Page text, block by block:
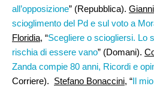
all’opposizione” (Repubblica).
scioglimento del Pd e sul voto a
Floridia, “Scegliere o sciogliersi. Lo
rischia di essere vano” (Domani).
Zanda compie 80 anni, Ricordi e
Corriere). Stefano Bonaccini, “Il